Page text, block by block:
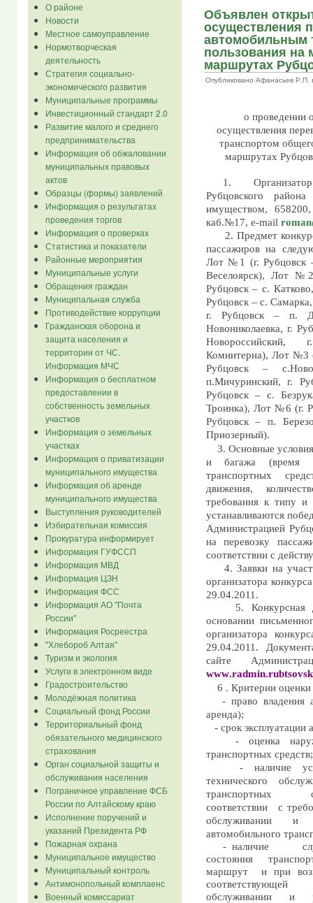
О районе
Новости
Местное самоуправление
Нормотворческая
деятельность
Стратегия социально-
экономического развития
Муниципальные программы
Инвестиционный стандарт 2.0
Развитие малого и среднего
предпринимательства
Информация об обжаловании
муниципальных правовых
актов
Образцы (формы) заявлений
Информация о результатах
проведения торгов
Информация о проверках
Статистика и показатели
Районные мероприятия
Муниципальные услуги
Обращения граждан
Муниципальная служба
Противодействие коррупции
Гражданская оборона и
защита населения и
территории от ЧС.
Информация МЧС
Информация о бесплатном
предоставлении в
собственность земельных
участков
Информация о земельных
участках
Информация о приватизации
муниципального имущества
Информация об аренде
муниципального имущества
Выступления руководителей
Избирательная комиссия
Прокуратура информирует
Информация ГУФССП
Информация МВД
Информация ЦЗН
Информация ФСС
Информация АО "Почта
России"
Информация Росреестра
"Хлебороб Алтая"
Туризм и экология
Услуги в электронном виде
Градостроительство
Молодёжная политика
Социальный фонд России
Территориальный фонд
обязательного медицинского
страхования
Орган социальной защиты и
обслуживания населения
Пограничное управление ФСБ
России по Алтайскому краю
Исполнение поручений и
указаний Президента РФ
Пожарная охрана
Муниципальное имущество
Муниципальный контроль
Антимонопольный комплаенс
Военный комиссариат
Объявлен
осуществления
автомобильным
пользования на
маршрутах
Опубликовано Афанасьев Р.П.
о проведении
осуществления
транспортом
маршрутах
1.
Рубцовского
имуществом, 658200,
каб.№17, e-mail roman
2. Предмет
пассажиров на
Лот №1 (г. Рубцовск
Веселоярск), Лот
Рубцовск – с.
Рубцовск – с.
г. Рубцовск – п.
Новониколаевка, г.
Новороссийский,
Коминтерна), Лот №3
Рубцовск –
п.Мичуринский, г.
Рубцовск – с.
Троинка), Лот №6 (г.
Рубцовск – п.
Приозерный).
3. Основные
и багажа (время
транспортных
движения,
требования к типу и
устанавливаются
Администрацией
на перевозку
соответствии с
4. Заявки на
организатора
29.04.2011.
5. Конкурсная
основании
организатора
29.04.2011.
сайте
www.radmin.rubtsovsk
6 . Критерии оценки
- право владения
аренда);
- срок эксплуатации
- оценка
транспортных средств;
- наличие
технического
транспортных
соответствии
с
обслуживании
и
автомобильного
- наличие
состояния
маршрут
и при
соответствующей
обслуживании
и